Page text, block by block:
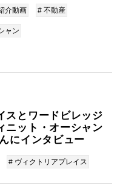
介動画 # 不動産
ャン
スとワードビレッジ
ニット・オーシャン
にインタビュー
# ヴィクトリアプレイス